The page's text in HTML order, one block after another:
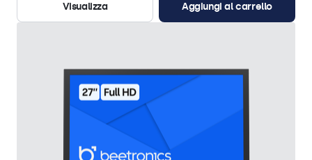
Visualizza
Aggiungi al carrello